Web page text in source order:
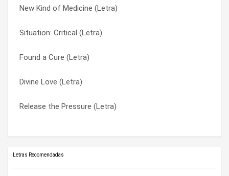
New Kind of Medicine (Letra)
Situation: Critical (Letra)
Found a Cure (Letra)
Divine Love (Letra)
Release the Pressure (Letra)
New Kind of Medicine (Letra)
It’s Crying Time (Letra)
Divine Love (Letra)
Love You Can’t Deny (Letra)
Release the Pressure (Letra)
It’s Crying Time (Letra)
Love You Can’t Deny (Letra)
New Kind of Medicine (Letra)
Release the Pressure (Letra)
Situation: Critical (Letra)
Letras Recomendadas